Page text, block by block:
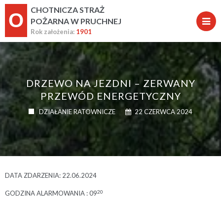
O
CHOTNICZA STRAŻ
POŻARNA W PRUCHNEJ
Rok założenia: 1901
DRZEWO NA JEZDNI – ZERWANY
PRZEWÓD ENERGETYCZNY
DZIAŁANIE RATOWNICZE 22 CZERWCA 2024
DATA ZDARZENIA: 22.06.2024
GODZINA ALARMOWANIA : 0920